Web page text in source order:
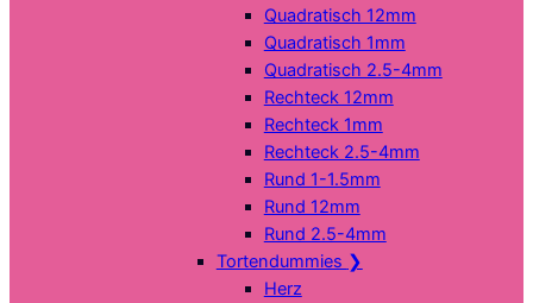
Quadratisch 12mm
Quadratisch 1mm
Quadratisch 2.5-4mm
Rechteck 12mm
Rechteck 1mm
Rechteck 2.5-4mm
Rund 1-1.5mm
Rund 12mm
Rund 2.5-4mm
Tortendummies ❯
Herz